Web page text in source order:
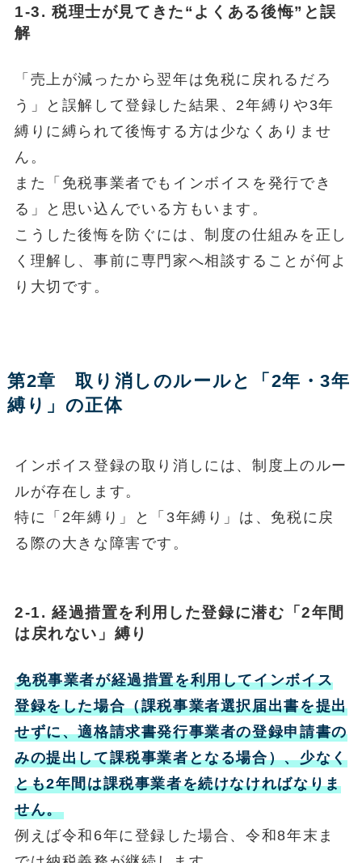
1-3. 税理士が見てきた“よくある後悔”と誤
解
「売上が減ったから翌年は免税に戻れるだろ
う」と誤解して登録した結果、2年縛りや3年
縛りに縛られて後悔する方は少なくありませ
ん。
また「免税事業者でもインボイスを発行でき
る」と思い込んでいる方もいます。
こうした後悔を防ぐには、制度の仕組みを正し
く理解し、事前に専門家へ相談することが何よ
り大切です。
第2章 取り消しのルールと「2年・3年
縛り」の正体
インボイス登録の取り消しには、制度上のルー
ルが存在します。
特に「2年縛り」と「3年縛り」は、免税に戻
る際の大きな障害です。
2-1. 経過措置を利用した登録に潜む「2年間
は戻れない」縛り
免税事業者が経過措置を利用してインボイス
登録をした場合（課税事業者選択届出書を提出
せずに、適格請求書発行事業者の登録申請書の
みの提出して課税事業者となる場合）、少なく
とも2年間は課税事業者を続けなければなりま
せん。
例えば令和6年に登録した場合、令和8年末ま